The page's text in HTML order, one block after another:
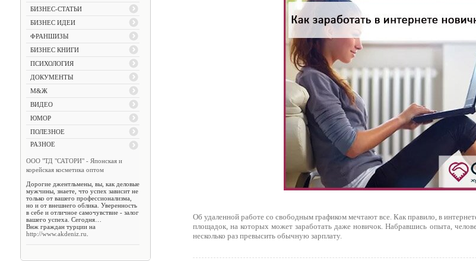
БИЗНЕС-СТАТЬИ
БИЗНЕС ИДЕИ
ФРАНШИЗЫ
БИЗНЕС КНИГИ
ПСИХОЛОГИЯ
ДОКУМЕНТЫ
М&Ж
ВИДЕО
ЮМОР
ПОЛЕЗНОЕ
РАЗНОЕ
ООО "ТД "САТОРИ" - Японская и
корейская косметика оптом
Дорогие джентльмены, вы, как деловые
мужчины, знаете, что успех зависит не
только от вашего профессионализма,
но и от внешнего облика. Уверенность
в себе и отличное самочувствие - залог
вашего успеха. Сегодня…
Внж граждан турции на
http://www.akdeniz.ru
Об удаленной работе со свободным графиком мечтают все. Как правило, в
площадок, на которых может заработать даже новичок. Набравшись опыта,
несколько раз превысить обычную зарплату.